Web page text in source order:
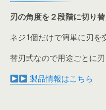
刃の角度を２段階に切り
ネジ1個だけで簡単に刃を
替刃式なので用途ごとに
製品情報はこちら